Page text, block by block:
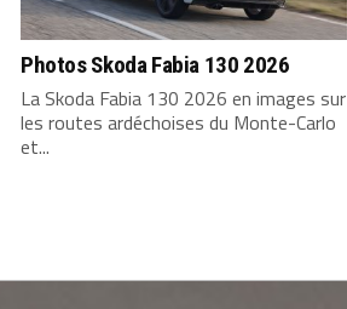
Photos Skoda Fabia 130 2026
La Skoda Fabia 130 2026 en images sur
les routes ardéchoises du Monte-Carlo
et...